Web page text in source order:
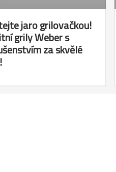
jaro grilovačkou!
grily Weber s
za skvělé